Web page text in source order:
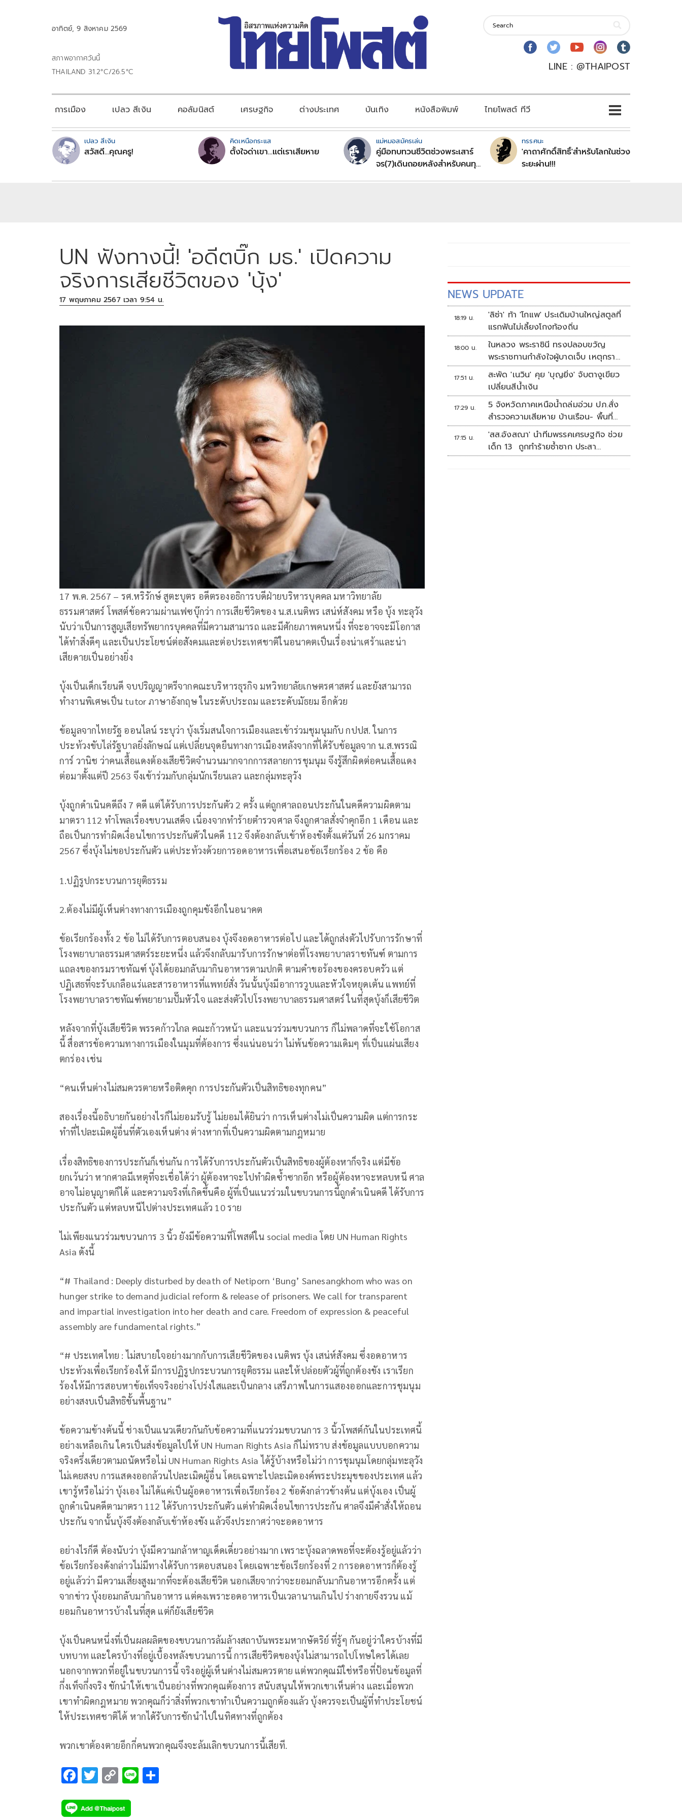
อาทิตย์, 9 สิงหาคม 2569
สภาพอากาศวันนี้
THAILAND 31.2°C/26.5°C
LINE : @THAIPOST
การเมือง เปลว สีเงิน คอลัมนิสต์ เศรษฐกิจ ต่างประเทศ บันเทิง หนังสือพิมพ์ ไทยโพสต์ ทีวี
เปลว สีเงิน
สวัสดี...คุณครู!
คิดเหนือกระแส
ตั้งใจด่าเขา...แต่เราเสียหาย
แม่หมอสมัครเล่น
คู่มือทบทวนชีวิตช่วงพระเสาร์
จร(7)เดินถอยหลังสำหรับคนทุก
ทรรศนะ
'คาถาศักดิ์สิทธิ์'สำหรับโลกในช่วง
ระยะผ่าน!!!
UN ฟังทางนี้! 'อดีตบิ๊ก มธ.' เปิดความ
จริงการเสียชีวิตของ 'บุ้ง'
17 พฤษภาคม 2567 เวลา 9:54 น.
17 พ.ค. 2567 – รศ.หริรักษ์ สูตะบุตร อดีตรองอธิการบดีฝ่ายบริหารบุคคล มหาวิทยาลัย
ธรรมศาสตร์ โพสต์ข้อความผ่านเฟซบุ๊กว่า การเสียชีวิตของ น.ส.เนติพร เสน่ห์สังคม หรือ บุ้ง ทะลุวัง
นับว่าเป็นการสูญเสียทรัพยากรบุคคลที่มีความสามารถ และมีศักยภาพคนหนึ่ง ที่จะอาจจะมีโอกาส
ได้ทำสิ่งดีๆ และเป็นประโยชน์ต่อสังคมและต่อประเทศชาติในอนาคตเป็นเรื่องน่าเศร้าและน่า
เสียดายเป็นอย่างยิ่ง
บุ้งเป็นเด็กเรียนดี จบปริญญาตรีจากคณะบริหารธุรกิจ มหวิทยาลัยเกษตรศาสตร์ และยังสามารถ
ทำงานพิเศษเป็น tutor ภาษาอังกฤษ ในระดับประถม และระดับมัธยม อีกด้วย
ข้อมูลจากไทยรัฐ ออนไลน์ ระบุว่า บุ้งเริ่มสนใจการเมืองและเข้าร่วมชุมนุมกับ กปปส. ในการ
ประท้วงขับไล่รัฐบาลยิ่งลักษณ์ แต่เปลี่ยนจุดยืนทางการเมืองหลังจากที่ได้รับข้อมูลจาก น.ส.พรรณิ
การ์ วานิช ว่าคนเสื้อแดงต้องเสียชีวิตจำนวนมากจากการสลายการชุมนุม จึงรู้สึกผิดต่อคนเสื้อแดง
ต่อมาตั้งแต่ปี 2563 จึงเข้าร่วมกับกลุ่มนักเรียนเลว และกลุ่มทะลุวัง
บุ้งถูกดำเนินคดีถึง 7 คดี แต่ได้รับการประกันตัว 2 ครั้ง แต่ถูกศาลถอนประกันในคดีความผิดตาม
มาตรา 112 ทำโพลเรื่องขบวนเสด็จ เนื่องจากทำร้ายตำรวจศาล จึงถูกศาลสั่งจำคุกอีก 1 เดือน และ
ถือเป็นการทำผิดเงื่อนไขการประกันตัวในคดี 112 จึงต้องกลับเข้าห้องขังตั้งแต่วันที่ 26 มกราคม
2567 ซึ่งบุ้งไม่ขอประกันตัว แต่ประท้วงด้วยการอดอาหารเพื่อเสนอข้อเรียกร้อง 2 ข้อ คือ
1.ปฏิรูปกระบวนการยุติธรรม
2.ต้องไม่มีผู้เห็นต่างทางการเมืองถูกคุมขังอีกในอนาคต
ข้อเรียกร้องทั้ง 2 ข้อ ไม่ได้รับการตอบสนอง บุ้งจึงอดอาหารต่อไป และได้ถูกส่งตัวไปรับการรักษาที่
โรงพยาบาลธรรมศาสตร์ระยะหนึ่ง แล้วจึงกลับมารับการรักษาต่อที่โรงพยาบาลราชทันฑ์ ตามการ
แถลงของกรมราชทัณฑ์ บุ้งได้ยอมกลับมากินอาหารตามปกติ ตามคำขอร้องของครอบครัว แต่
ปฏิเสธที่จะรับเกลือแร่และสารอาหารที่แพทย์สั่ง วันนั้นบุ้งมีอาการวูบและหัวใจหยุดเต้น แพทย์ที่
โรงพยาบาลราชทัณฑ์พยายามปั๊มหัวใจ และส่งตัวไปโรงพยาบาลธรรมศาสตร์ ในที่สุดบุ้งก็เสียชีวิต
หลังจากที่บุ้งเสียชีวิต พรรคก้าวไกล คณะก้าวหน้า และแนวร่วมขบวนการ ก็ไม่พลาดที่จะใช้โอกาส
นี้ สื่อสารข้อความทางการเมืองในมุมที่ต้องการ ซึ่งแน่นอนว่า ไม่พ้นข้อความเดิมๆ ที่เป็นแผ่นเสียง
ตกร่อง เช่น
“คนเห็นต่างไม่สมควรตายหรือติดคุก การประกันตัวเป็นสิทธิของทุกคน”
สองเรื่องนี้อธิบายกันอย่างไรก็ไม่ยอมรับรู้ ไม่ยอมได้ยินว่า การเห็นต่างไม่เป็นความผิด แต่การกระ
ทำที่ไปละเมิดผู้อื่นที่ตัวเองเห็นต่าง ต่างหากที่เป็นความผิดตามกฎหมาย
เรื่องสิทธิของการประกันก็เช่นกัน การได้รับการประกันตัวเป็นสิทธิของผู้ต้องหาก็จริง แต่มีข้อ
ยกเว้นว่า หากศาลมีเหตุที่จะเชื่อได้ว่า ผู้ต้องหาจะไปทำผิดซ้ำซากอีก หรือผู้ต้องหาจะหลบหนี ศาล
อาจไม่อนุญาตก็ได้ และความจริงที่เกิดขึ้นคือ ผู้ที่เป็นแนวร่วมในขบวนการนี้ถูกดำเนินคดี ได้รับการ
ประกันตัว แต่หลบหนีไปต่างประเทศแล้ว 10 ราย
ไม่เพียงแนวร่วมขบวนการ 3 นิ้ว ยังมีข้อความที่โพสต์ใน social media โดย UN Human Rights
Asia ดังนี้
“# Thailand : Deeply disturbed by death of Netiporn ‘Bung’ Sanesangkhom who was on
hunger strike to demand judicial reform & release of prisoners. We call for transparent
and impartial investigation into her death and care. Freedom of expression & peaceful
assembly are fundamental rights.”
“# ประเทศไทย : ไม่สบายใจอย่างมากกับการเสียชีวิตของ เนติพร บุ้ง เสน่ห์สังคม ซึ่งอดอาหาร
ประท้วงเพื่อเรียกร้องให้ มีการปฏิรูปกระบวนการยุติธรรม และให้ปล่อยตัวผู้ที่ถูกต้องขัง เราเรียก
ร้องให้มีการสอบหาข้อเท็จจริงอย่างโปร่งใสและเป็นกลาง เสรีภาพในการแสองออกและการชุมนุม
อย่างสงบเป็นสิทธิขั้นพื้นฐาน”
ข้อความข้างต้นนี้ ช่างเป็นแนวเดียวกันกับข้อความที่แนวร่วมขบวนการ 3 นิ้วโพสต์กันในประเทศนี้
อย่างเหลือเกิน ใครเป็นส่งข้อมูลไปให้ UN Human Rights Asia ก็ไม่ทราบ ส่งข้อมูลแบบบอกความ
จริงครึ่งเดียวตามถนัดหรือไม่ UN Human Rights Asia ได้รู้บ้างหรือไม่ว่า การชุมนุมโดยกลุ่มทะลุวัง
ไม่เคยสงบ การแสดงออกล้วนไปละเมิดผู้อื่น โดยเฉพาะไปละเมิดองค์พระประมุขของประเทศ แล้ว
เขารู้หรือไม่ว่า บุ้งเอง ไม่ได้แค่เป็นผู้อดอาหารเพื่อเรียกร้อง 2 ข้อดังกล่าวข้างต้น แต่บุ้งเอง เป็นผู้
ถูกดำเนินคดีตามาตรา 112 ได้รับการประกันตัว แต่ทำผิดเงื่อนไขการประกัน ศาลจึงมีคำสั่งให้ถอน
ประกัน จากนั้นบุ้งจึงต้องกลับเข้าห้องขัง แล้วจึงประกาศว่าจะอดอาหาร
อย่างไรก็ดี ต้องนับว่า บุ้งมีความกล้าหาญเด็ดเดี่ยวอย่างมาก เพราะบุ้งฉลาดพอที่จะต้องรู้อยู่แล้วว่า
ข้อเรียกร้องดังกล่าวไม่มีทางได้รับการตอบสนอง โดยเฉพาะข้อเรียกร้องที่ 2 การอดอาหารก็ต้องรู้
อยู่แล้วว่า มีความเสี่ยงสูงมากที่จะต้องเสียชีวิต นอกเสียจากว่าจะยอมกลับมากินอาหารอีกครั้ง แต่
จากข่าว บุ้งยอมกลับมากินอาหาร แต่คงเพราะอดอาหารเป็นเวลานานเกินไป ร่างกายจึงรวน แม้
ยอมกินอาหารบ้างในที่สุด แต่ก็ยังเสียชีวิต
บุ้งเป็นคนหนึ่งที่เป็นผลผลิตของขบวนการล้มล้างสถาบันพระมหากษัตริย์ ที่รู้ๆ กันอยู่ว่าใครบ้างที่มี
บทบาท และใครบ้างที่อยู่เบื้องหลังขบวนการนี้ การเสียชีวิตของบุ้งไม่สามารถไปโทษใครได้เลย
นอกจากพวกที่อยู่ในขบวนการนี้ จริงอยู่ผู้เห็นต่างไม่สมควรตาย แต่พวกคุณมิใช่หรือที่ป้อนข้อมูลที่
กึ่งเท็จกึ่งจริง ชักนำให้เขาเป็นอย่างที่พวกคุณต้องการ สนับสนุนให้พวกเขาเห็นต่าง และเมื่อพวก
เขาทำผิดกฎหมาย พวกคุณก็ว่าสิ่งที่พวกเขาทำเป็นความถูกต้องแล้ว บุ้งควรจะเป็นผู้ที่ทำประโยชน์
ให้ประเทศชาติได้ หากไดัรับการชักนำไปในทิศทางที่ถูกต้อง
พวกเขาต้องตายอีกกี่คนพวกคุณจึงจะล้มเลิกขบวนการนี้เสียที.
F
e
T
tt
C
p
Li
NEWS UPDATE
18:19 น.
'ลิซ่า' ท้า 'โกแพ' ประเดิมบ้านใหญ่สตูลที่
แรกฟันไม่เลี้ยงโกงท้องถิ่น
18:00 น.
ในหลวง พระราชินี ทรงปลอบขวัญ
พระราชทานกำลังใจผู้บาดเจ็บ เหตุกราด
ยิง รร.เทพศิรินทร์นนทบุรี
17:51 น.
สะพัด 'เนวิน' คุย 'บุญยิ่ง' จับตางูเขียว
เปลี่ยนสีน้ำเงิน
17:29 น.
5 จังหวัดภาคเหนือน้ำถล่มอ่วม ปภ.สั่ง
สำรวจความเสียหาย บ้านเรือน- พื้นที่
เกษตร
17:15 น.
'สส.อังสณา' นำทีมพรรคเศรษฐกิจ ช่วย
เด็ก 13 ถูกทำร้ายซ้ำซาก ประสา
นพม.เข้าคุ้มครอง